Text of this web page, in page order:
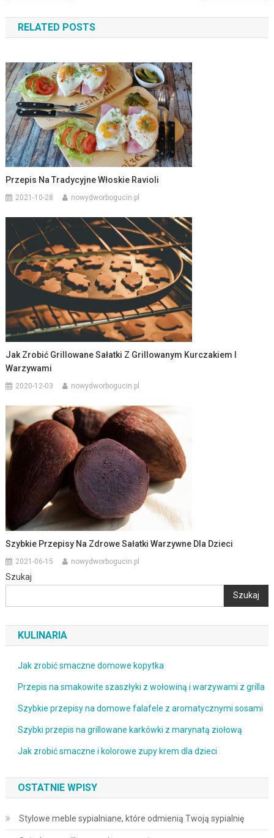
wpisu
RELATED POSTS
Przepis Na Tradycyjne Włoskie Ravioli
2021-10-28 nowydworbogucin.pl
Jak Zrobić Grillowane Sałatki Z Grillowanym Kurczakiem I
Warzywami
2020-12-03 nowydworbogucin.pl
Szybkie Przepisy Na Zdrowe Sałatki Warzywne Dla Dzieci
2021-06-15 nowydworbogucin.pl
Szukaj
Szukaj
KULINARIA
Jak zrobić smaczne domowe kopytka
Przepis na smakowite szaszłyki z wołowiną i warzywami z grilla
Szybkie przepisy na domowe falafele z aromatycznymi sosami
Szybki przepis na grillowane karkówki z marynatą ziołową
Jak zrobić smaczne i kolorowe zupy krem dla dzieci
OSTATNIE WPISY
Stylowe meble sypialniane, które odmienią Twoją sypialnię